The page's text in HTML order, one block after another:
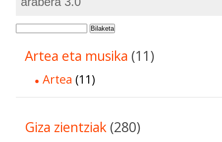
Bilaketa
Artea eta musika (11)
Artea (11)
Giza zientziak (280)